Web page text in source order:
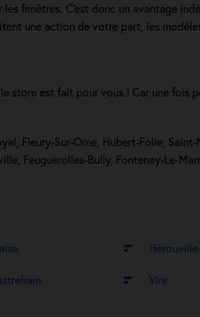
fenêtres. C'est donc un avantage
une action de votre part, les
est fait pour vous ! Car une fois
Fleury-Sur-Orne, Hubert-Folie,
Feuguerolles-Bully, Fontenay-Le-
Vire